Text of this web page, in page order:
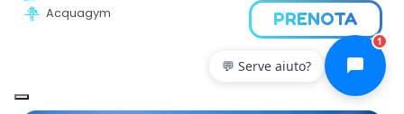
Acquagym
PRENOTA
💬 Serve aiuto?
1